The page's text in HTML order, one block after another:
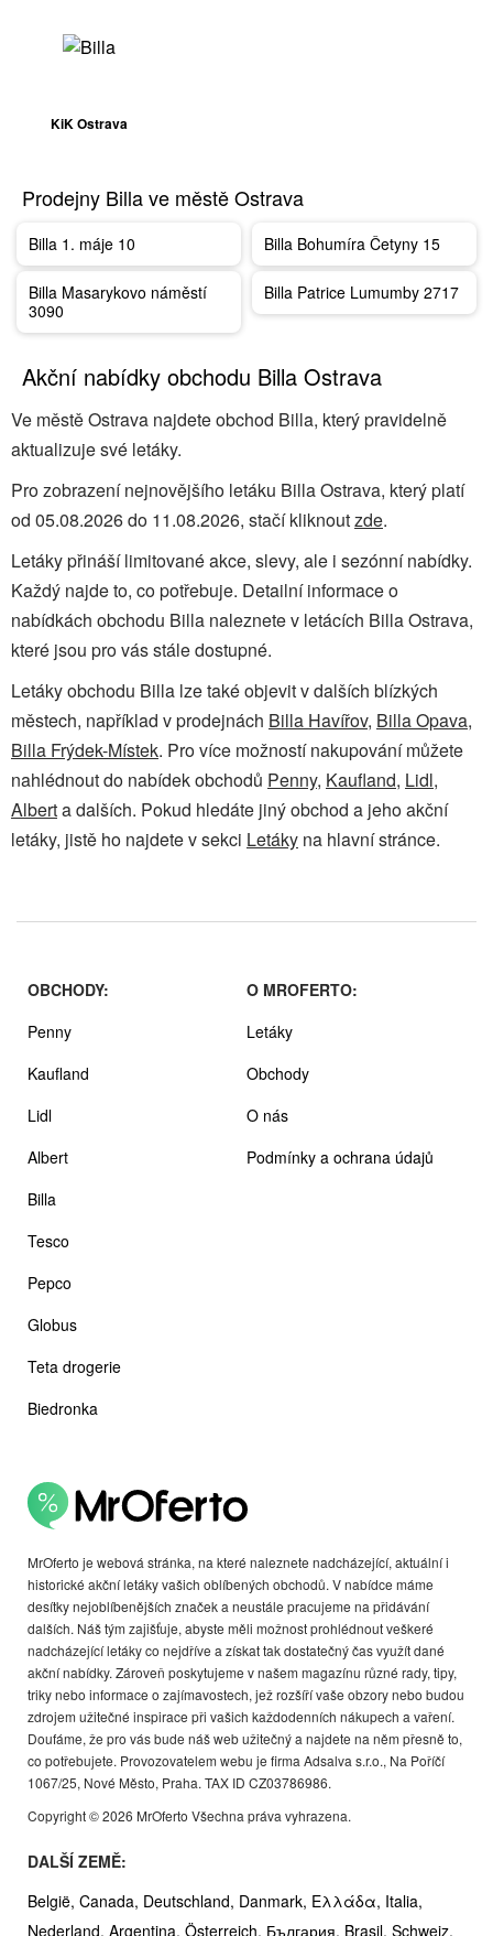
KiK Ostrava
Prodejny Billa ve městě Ostrava
Billa 1. máje 10 Billa Bohumíra Četyny 15
Billa Masarykovo náměstí
3090
Billa Patrice Lumumby 2717
Akční nabídky obchodu Billa Ostrava
Ve městě Ostrava najdete obchod Billa, který pravidelně
aktualizuje své letáky.
Pro zobrazení nejnovějšího letáku Billa Ostrava, který platí
od 05.08.2026 do 11.08.2026, stačí kliknoutzde.
Letáky přináší limitované akce, slevy, ale i sezónní nabídky.
Každý najde to, co potřebuje. Detailní informace o
nabídkách obchodu Billa naleznete v letácích Billa Ostrava,
které jsou pro vás stále dostupné.
Letáky obchodu Billa lze také objevit v dalších blízkých
městech, například v prodejnách Billa Havířov, Billa Opava,
Billa Frýdek-Místek. Pro více možností nakupování můžete
nahlédnout do nabídek obchodů Penny, Kaufland, Lidl,
Alberta dalších. Pokud hledáte jiný obchod a jeho akční
letáky, jistě ho najdete v sekci Letáky na hlavní stránce.
MrOferto je webová stránka, na které naleznete nadcházející, aktuální i
historické akční letáky vašich oblíbených obchodů. V nabídce máme
desítky nejoblíbenějších značek a neustále pracujeme na přidávání
dalších. Náš tým zajišťuje, abyste měli možnost prohlédnout veškeré
nadcházející letáky co nejdříve a získat tak dostatečný čas využít dané
akční nabídky. Zároveň poskytujeme v našem magazínu různé rady, tipy,
triky nebo informace o zajímavostech, jež rozšíří vaše obzory nebo budou
zdrojem užitečné inspirace při vašich každodenních nákupech a vaření.
Doufáme, že pro vás bude náš web užitečný a najdete na něm přesně to,
co potřebujete. Provozovatelem webu je firma Adsalva s.r.o., Na Poříčí
1067/25, Nové Město, Praha. TAX ID CZ03786986.
Copyright © 2026 MrOferto Všechna práva vyhrazena.
OBCHODY:
Penny
Kaufland
Lidl
Albert
Billa
Tesco
Pepco
Globus
Teta drogerie
Biedronka
O MROFERTO:
Letáky
Obchody
O nás
Podmínky a ochrana údajů
DALŠÍ ZEMĚ:
België, Canada, Deutschland, Danmark, Ελλάδα, Italia,
Nederland, Argentina, Österreich, България, Brasil, Schweiz,